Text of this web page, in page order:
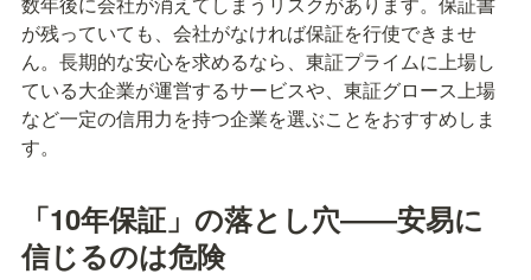
が残っていても、会社がなければ保証を行使できませ
ん。長期的な安心を求めるなら、東証プライムに上場し
ている大企業が運営するサービスや、東証グロース上場
など一定の信用力を持つ企業を選ぶことをおすすめしま
す。
「10年保証」の落とし穴――安易に
信じるのは危険